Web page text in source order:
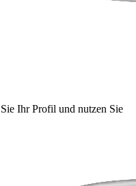
Ihr Profil und nutzen Sie